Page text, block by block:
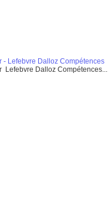
- Lefebvre Dalloz Compétences
Lefebvre Dalloz Compétences...